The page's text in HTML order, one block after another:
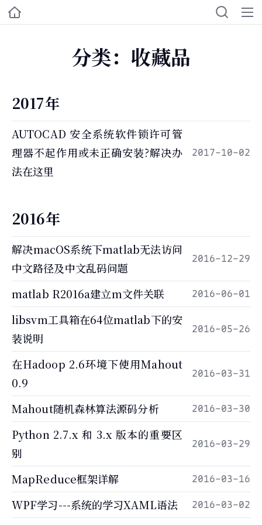
分类：收藏品
2017年
AUTOCAD 安全系统软件锁许可管
理器不起作用或未正确安装?解决办
法在这里
2017-10-02
2016年
解决macOS系统下matlab无法访问
中文路径及中文乱码问题
2016-12-29
matlab R2016a建立m文件关联 2016-06-01
libsvm工具箱在64位matlab下的安
装说明
2016-05-26
在Hadoop 2.6环境下使用Mahout
0.9
2016-03-31
Mahout随机森林算法源码分析 2016-03-30
Python 2.7.x 和 3.x 版本的重要区
别
2016-03-29
MapReduce框架详解 2016-03-16
WPF学习---系统的学习XAML语法 2016-03-02